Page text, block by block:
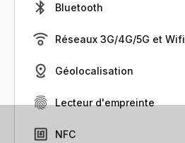
Bluetooth
Réseaux 3G/4G/5G et Wifi
Géolocalisation
Lecteur d'empreinte
NFC